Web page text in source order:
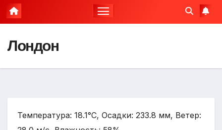
Лондон
Температура: 18.1°C, Осадки: 233.8 мм, Ветер: